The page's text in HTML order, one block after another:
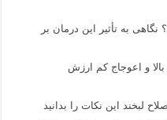
نگاهی به تأثیر این درمان بر
و اعوجاج کم ارزش
لبخند این نکات را بدانید